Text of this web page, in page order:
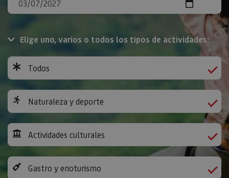
Elige uno, varios o todos los tipos de actividades:
Todos
Naturaleza y deporte
Actividades culturales
Gastro y enoturismo